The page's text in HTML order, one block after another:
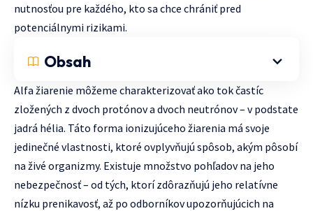
nutnosťou pre každého, kto sa chce chrániť pred
potenciálnymi rizikami.
Obsah
Alfa žiarenie môžeme charakterizovať ako tok častíc
zložených z dvoch protónov a dvoch neutrónov – v podstate
jadrá hélia. Táto forma ionizujúceho žiarenia má svoje
jedinečné vlastnosti, ktoré ovplyvňujú spôsob, akým pôsobí
na živé organizmy. Existuje množstvo pohľadov na jeho
nebezpečnosť – od tých, ktorí zdôrazňujú jeho relatívne
nízku prenikavosť, až po odborníkov upozorňujúcich na